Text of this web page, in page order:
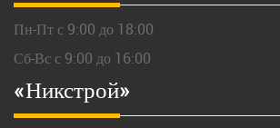
Пн-Пт с 9:00 до 18:00
Сб-Вс с 9:00 до 16:00
«Никстрой»